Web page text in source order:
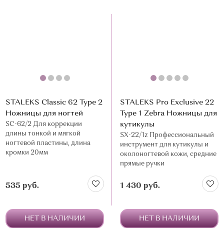
STALEKS Classic 62 Type 2
Ножницы для ногтей
SC-62/2 Для коррекции
длины тонкой и мягкой
ногтевой пластины, длина
кромки 20мм
535 руб.
НЕТ В НАЛИЧИИ
STALEKS Pro Exclusive 22
Type 1 Zebra Ножницы для
кутикулы
SX-22/1z Профессиональный
инструмент для кутикулы и
околоногтевой кожи, средние
прямые ручки
1 430 руб.
НЕТ В НАЛИЧИИ